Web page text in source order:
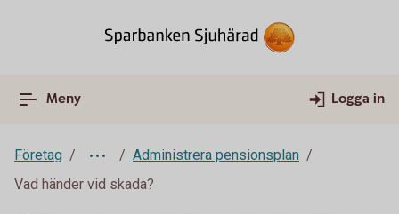
Meny Logga in
Företag
Administrera pensionsplan
Vad händer vid skada?